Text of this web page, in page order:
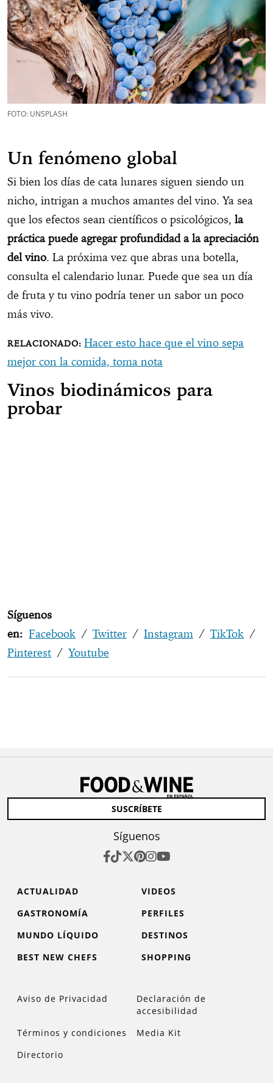
FOTO: UNSPLASH
Un fenómeno global
Si bien los días de cata lunares siguen siendo un
nicho, intrigan a muchos amantes del vino. Ya sea
que los efectos sean científicos o psicológicos, la
práctica puede agregar profundidad a la apreciación
del vino. La próxima vez que abras una botella,
consulta el calendario lunar. Puede que sea un día
de fruta y tu vino podría tener un sabor un poco
más vivo.
Hacer esto hace que el vino sepa
mejor con la comida, toma nota
Vinos biodinámicos para
probar
Síguenos
en: Facebook / Twitter / Instagram / TikTok /
Pinterest / Youtube
SUSCRÍBETE
Síguenos
ACTUALIDAD
VIDEOS
GASTRONOMÍA
PERFILES
MUNDO LÍQUIDO
DESTINOS
BEST NEW CHEFS
SHOPPING
Aviso de Privacidad
Declaración de
accesibilidad
Términos y condiciones
Media Kit
Directorio